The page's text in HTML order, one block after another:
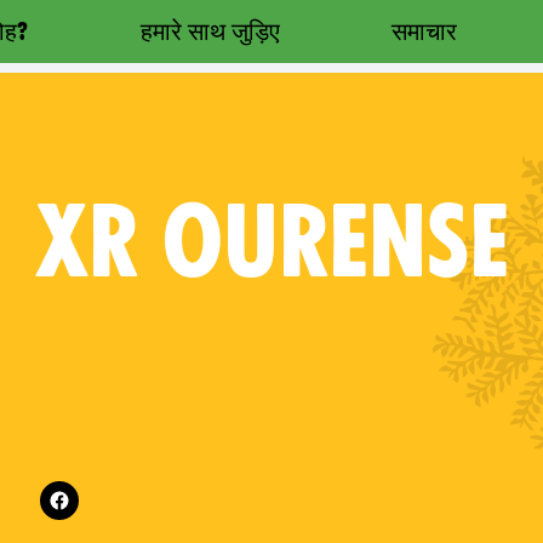
हमारे साथ जुड़िए समाचार
XR OURENSE
Follow XR Ourense on